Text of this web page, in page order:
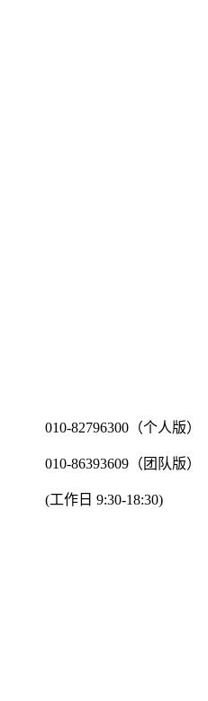
010-82796300（个人版）
010-86393609（团队版）
(工作日 9:30-18:30)